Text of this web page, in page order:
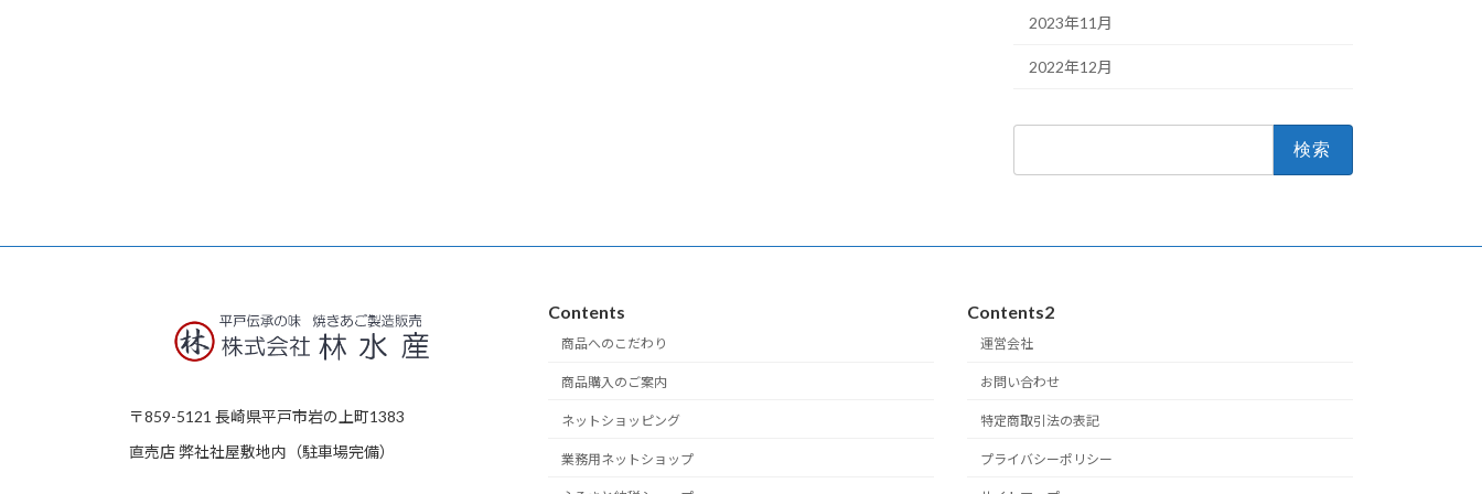
2023年11月
2022年12月
〒859-5121 長崎県平戸市岩の上町1383
直売店 弊社社屋敷地内（駐車場完備）
Contents
商品へのこだわり
商品購入のご案内
ネットショッピング
業務用ネットショップ
Contents2
運営会社
お問い合わせ
特定商取引法の表記
プライバシーポリシー